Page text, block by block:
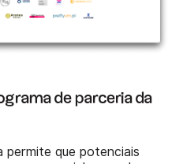
de parceria da
permite que potenciais